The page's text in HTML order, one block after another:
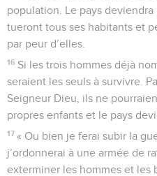
population. Le pays
tueront tous ses habitants et
par peur d’elles.
16 Si les trois hommes déjà
seraient les seuls à survivre.
Seigneur Dieu, ils ne
propres enfants et le pays
17 « Ou bien je ferai subir la
j’ordonnerai à une armée de
exterminer les hommes et les